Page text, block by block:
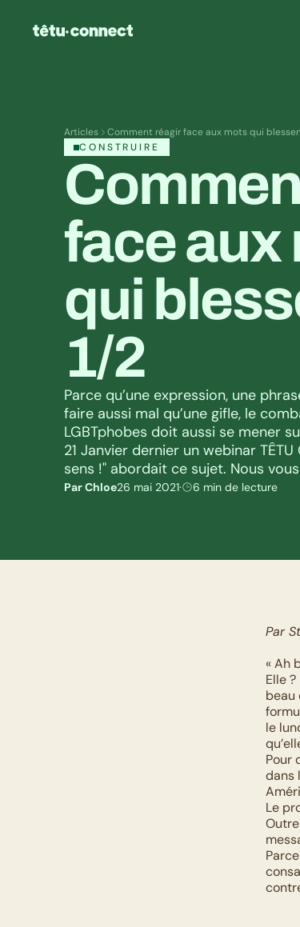
Articles
Comment réagir face aux mots qui
CONSTRUIRE
face aux
qui
1/2
Parce qu’une expression, une
faire aussi mal qu’une gifle, le
LGBTphobes doit aussi se mener
21 Janvier dernier un webinar
sens !" abordait ce sujet. Nous
Par Chloe26 mai 2021· 6 min de lecture
Par
« Ah
Elle
beau
le
Pour
dans
Le